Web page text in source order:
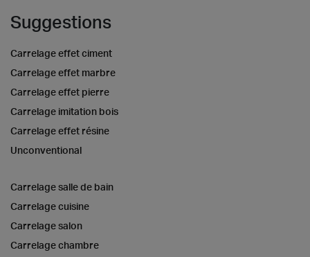
Suggestions
Carrelage effet ciment
Carrelage effet marbre
Carrelage effet pierre
Carrelage imitation bois
Carrelage effet résine
Unconventional
Carrelage salle de bain
Carrelage cuisine
Carrelage salon
Carrelage chambre